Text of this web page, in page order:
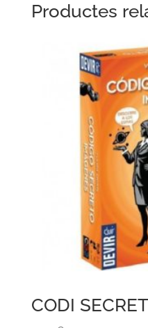
Productes
CODI